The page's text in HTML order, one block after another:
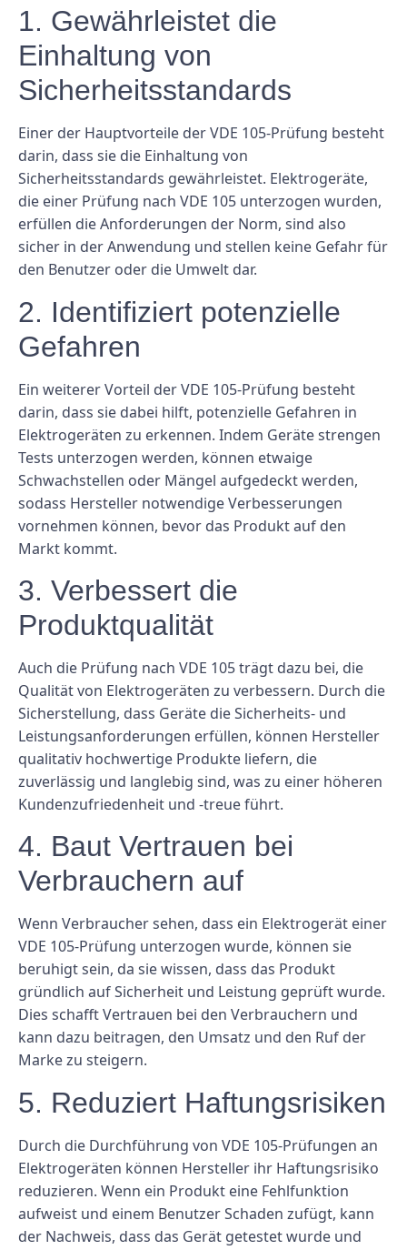
1. Gewährleistet die
Einhaltung von
Sicherheitsstandards
Einer der Hauptvorteile der VDE 105-Prüfung besteht
darin, dass sie die Einhaltung von
Sicherheitsstandards gewährleistet. Elektrogeräte,
die einer Prüfung nach VDE 105 unterzogen wurden,
erfüllen die Anforderungen der Norm, sind also
sicher in der Anwendung und stellen keine Gefahr für
den Benutzer oder die Umwelt dar.
2. Identifiziert potenzielle
Gefahren
Ein weiterer Vorteil der VDE 105-Prüfung besteht
darin, dass sie dabei hilft, potenzielle Gefahren in
Elektrogeräten zu erkennen. Indem Geräte strengen
Tests unterzogen werden, können etwaige
Schwachstellen oder Mängel aufgedeckt werden,
sodass Hersteller notwendige Verbesserungen
vornehmen können, bevor das Produkt auf den
Markt kommt.
3. Verbessert die
Produktqualität
Auch die Prüfung nach VDE 105 trägt dazu bei, die
Qualität von Elektrogeräten zu verbessern. Durch die
Sicherstellung, dass Geräte die Sicherheits- und
Leistungsanforderungen erfüllen, können Hersteller
qualitativ hochwertige Produkte liefern, die
zuverlässig und langlebig sind, was zu einer höheren
Kundenzufriedenheit und -treue führt.
4. Baut Vertrauen bei
Verbrauchern auf
Wenn Verbraucher sehen, dass ein Elektrogerät einer
VDE 105-Prüfung unterzogen wurde, können sie
beruhigt sein, da sie wissen, dass das Produkt
gründlich auf Sicherheit und Leistung geprüft wurde.
Dies schafft Vertrauen bei den Verbrauchern und
kann dazu beitragen, den Umsatz und den Ruf der
Marke zu steigern.
5. Reduziert Haftungsrisiken
Durch die Durchführung von VDE 105-Prüfungen an
Elektrogeräten können Hersteller ihr Haftungsrisiko
reduzieren. Wenn ein Produkt eine Fehlfunktion
aufweist und einem Benutzer Schaden zufügt, kann
der Nachweis, dass das Gerät getestet wurde und